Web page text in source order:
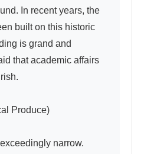
In recent years, the
built on this historic
is grand and
that academic affairs
Produce)
narrow.